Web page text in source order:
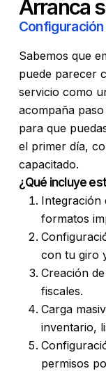
Arranca
Sabemos que
puede parecer
servicio como
acompaña
para que
el primer día,
capacitado.
¿Qué incluye
Integración
formatos
con tu giro
Creación
fiscales.
Carga
inventario,
permisos